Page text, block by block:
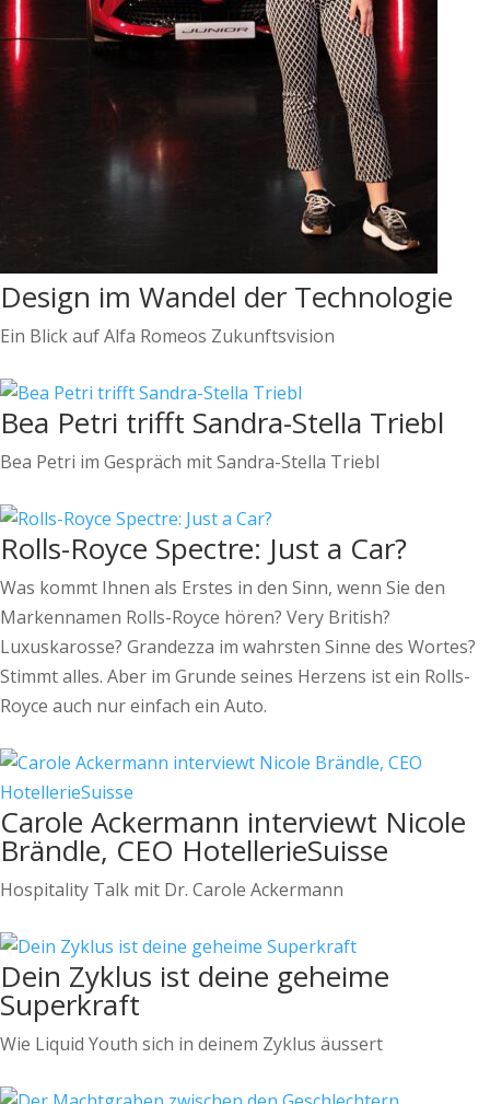
Design im Wandel der Technologie
Ein Blick auf Alfa Romeos Zukunftsvision
Bea Petri trifft Sandra-Stella Triebl
Bea Petri im Gespräch mit Sandra-Stella Triebl
Rolls-Royce Spectre: Just a Car?
Was kommt Ihnen als Erstes in den Sinn, wenn Sie den
Markennamen Rolls-Royce hören? Very British?
Luxuskarosse? Grandezza im wahrsten Sinne des Wortes?
Stimmt alles. Aber im Grunde seines Herzens ist ein Rolls-
Royce auch nur einfach ein Auto.
Carole Ackermann interviewt Nicole
Brändle, CEO HotellerieSuisse
Hospitality Talk mit Dr. Carole Ackermann
Dein Zyklus ist deine geheime
Superkraft
Wie Liquid Youth sich in deinem Zyklus äussert